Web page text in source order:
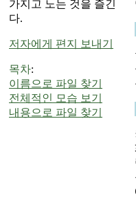
가지고 노는 것을 즐긴
다.
저자에게 편지 보내기
목차:
이름으로 파일 찾기
전체적인 모습 보기
내용으로 파일 찾기